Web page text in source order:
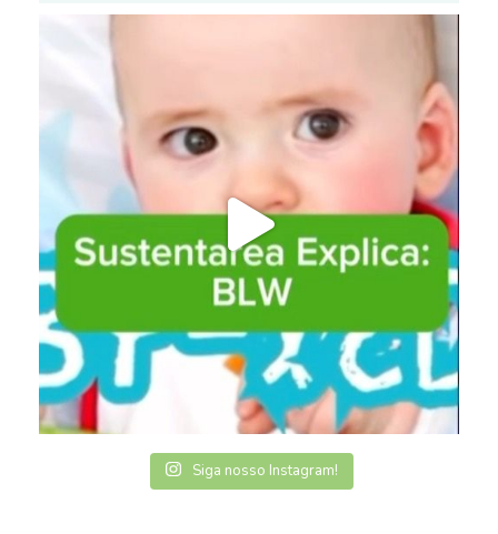
Siga nosso Instagram!